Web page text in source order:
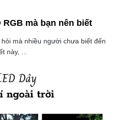
mà bạn nên biết
mà nhiều người chưa biết đến
này, ...